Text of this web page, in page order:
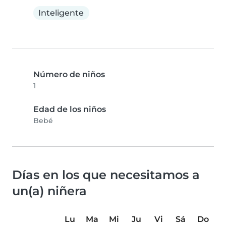
Inteligente
Número de niños
1
Edad de los niños
Bebé
Días en los que necesitamos a
un(a) niñera
Lu Ma Mi Ju Vi Sá
Do